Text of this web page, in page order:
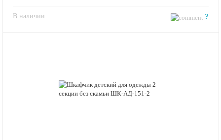
В наличии ?